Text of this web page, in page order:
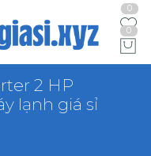
0
0
2 HP
lạnh giá sỉ